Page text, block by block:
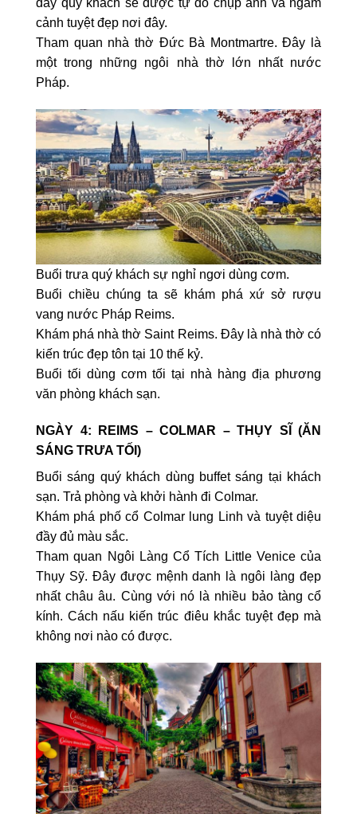
cảnh tuyệt đẹp nơi đây.
Tham quan nhà thờ Đức Bà Montmartre. Đây là
một trong những ngôi nhà thờ lớn nhất nước
Pháp.
Buổi trưa quý khách sự nghỉ ngơi dùng cơm.
Buổi chiều chúng ta sẽ khám phá xứ sở rượu
vang nước Pháp Reims.
Khám phá nhà thờ Saint Reims. Đây là nhà thờ có
kiến trúc đẹp tôn tại 10 thế kỷ.
Buổi tối dùng cơm tối tại nhà hàng địa phương
văn phòng khách sạn.
NGÀY 4: REIMS – COLMAR – THỤY SĨ (ĂN
SÁNG TRƯA TỐI)
Buổi sáng quý khách dùng buffet sáng tại khách
sạn. Trả phòng và khởi hành đi Colmar.
Khám phá phố cổ Colmar lung Linh và tuyệt diệu
đầy đủ màu sắc.
Tham quan Ngôi Làng Cổ Tích Little Venice của
Thụy Sỹ. Đây được mệnh danh là ngôi làng đẹp
nhất châu âu. Cùng với nó là nhiều bảo tàng cổ
kính. Cách nấu kiến trúc điêu khắc tuyệt đẹp mà
không nơi nào có được.